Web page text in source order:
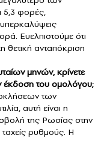
5,3 φορές,
Ευελπιστούμε ότι
θετική ανταπόκριση
μηνών, κρίνετε
έκδοση του ομολόγου;
των
αυτή είναι η
της Ρωσίας στην
ρυθμούς. Η